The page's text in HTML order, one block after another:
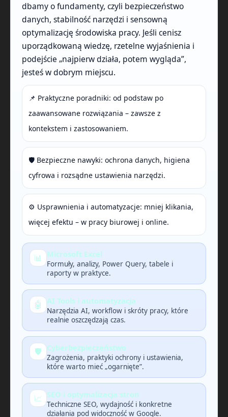
dbamy o fundamenty, czyli bezpieczeństwo
danych, stabilność narzędzi i sensowną
optymalizację środowiska pracy. Jeśli cenisz
uporządkowaną wiedzę, rzetelne wyjaśnienia i
podejście „najpierw działa, potem wygląda”,
jesteś w dobrym miejscu.
📌 Praktyczne poradniki: od podstaw po
zaawansowane rozwiązania – zawsze z
kontekstem i zastosowaniem.
🛡️ Bezpieczne nawyki: ochrona danych, higiena
cyfrowa i rozsądne ustawienia narzędzi.
⚙️ Usprawnienia i automatyzacje: mniej klikania,
więcej efektu – w pracy biurowej i online.
📊 Microsoft Excel
Formuły, analizy, Power Query, tabele i
raporty w praktyce.
🤖 AI Tools i automatyzacja
Narzędzia AI, workflow i skróty pracy, które
realnie oszczędzają czas.
🛡️ Cyberbezpieczeństwo
Zagrożenia, praktyki ochrony i ustawienia,
które warto mieć „ogarnięte”.
📈 SEO i optymalizacja stron
Techniczne SEO, wydajność i konkretne
działania pod widoczność w Google.